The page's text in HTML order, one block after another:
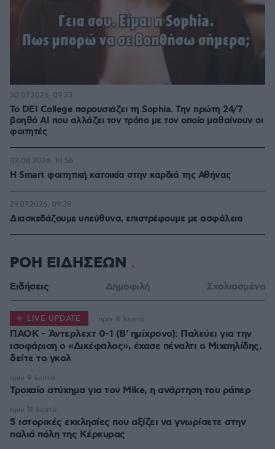
Το DEI College παρουσιάζει τη Sophia. Την πρώτη 24/7
βοηθό AI που αλλάζει τον τρόπο με τον οποίο μαθαίνουν οι
φοιτητές
30.07.2026, 09:33
Η Smart φοιτητική κατοικία στην καρδιά της Αθήνας
03.08.2026, 10:56
Διασκεδάζουμε υπεύθυνα, επιστρέφουμε με ασφάλεια
29.07.2026, 09:39
ΡΟΗ ΕΙΔΗΣΕΩΝ
Ειδήσεις Δημοφιλή Σχολιασμένα
ΠΑΟΚ - Άντερλεχτ 0-1 (Β' ημίχρονο): Παλεύει για την
ισοφάριση ο «Δικέφαλος», έχασε πέναλτι ο Μιχαηλίδης,
LIVE UPDATE πριν 8 λεπτά
Τροχαίο ατύχημα για τον Mike, η ανάρτηση του ράπερ
πριν 9 λεπτά
5 ιστορικές εκκλησίες που αξίζει να γνωρίσετε στην
παλιά πόλη της Κέρκυρας
πριν 11 λεπτά